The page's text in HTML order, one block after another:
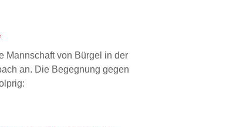
Mannschaft von Bürgel in der
an. Die Begegnung gegen